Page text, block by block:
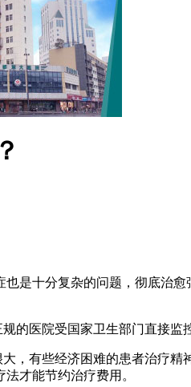
是十分复杂的问题，彻底治
的医院受国家卫生部门直接监
，有些经济困难的患者治疗
才能节约治疗费用。